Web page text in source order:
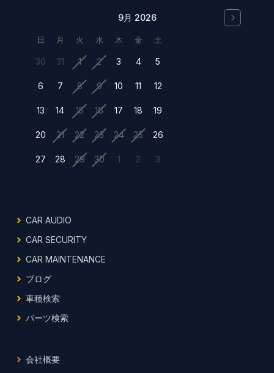
9月 2026
日 月 火 水 木 金 土
30 31 1 2 3 4 5
6 7 8 9 10 11 12
13 14 15 16 17 18 19
20 21 22 23 24 25 26
27 28 29 30 1 2 3
CAR AUDIO
CAR SECURITY
CAR MAINTENANCE
ブログ
車種検索
パーツ検索
会社概要